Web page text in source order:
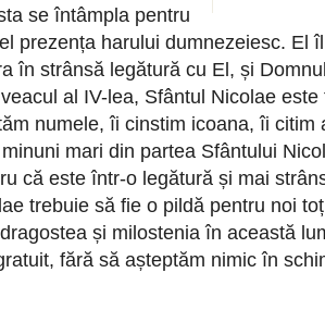
se întâmpla pentru
prezența harului dumnezeiesc. El
în strânsă legătură cu El, și
al IV-lea, Sfântul Nicolae
numele, îi cinstim icoana, îi citim
mari din partea Sfântului
că este într-o legătură și mai
trebuie să fie o pildă pentru noi
și milostenia în această
fără să așteptăm nimic în